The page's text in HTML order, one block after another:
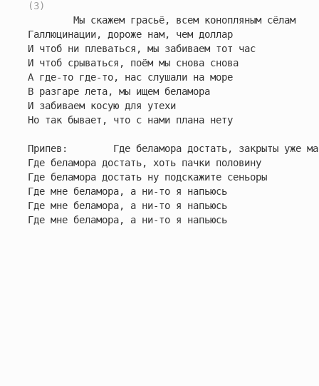
(3)
        Мы скажем грасьё, всем конопляным сёлам
Галлюцинации, дороже нам, чем доллар
И чтоб ни плеваться, мы забиваем тот час
И чтоб срываться, поём мы снова снова
А где-то где-то, нас слушали на море
В разгаре лета, мы ищем беламора
И забиваем косую для утехи
Но так бывает, что с нами плана нету
Припев:        Где беламора достать, закрыты уже
Где беламора достать, хоть пачки половину
Где беламора достать ну подскажите сеньоры
Где мне беламора, а ни-то я напьюсь
Где мне беламора, а ни-то я напьюсь
Где мне беламора, а ни-то я напьюсь